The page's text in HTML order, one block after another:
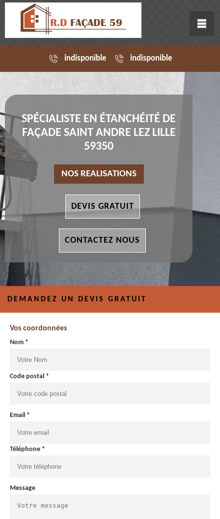
indisponible indisponible
SPÉCIALISTE EN ÉTANCHÉITÉ DE
FAÇADE SAINT ANDRE LEZ LILLE
59350
NOS REALISATIONS
DEVIS GRATUIT
CONTACTEZ NOUS
DEMANDEZ UN DEVIS GRATUIT
Vos coordonnées
Nom *
Code postal *
Email *
Téléphone *
Message